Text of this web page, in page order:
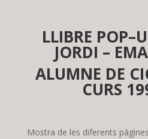
LLIBRE
JORDI –
ALUMNE DE
CURS
Mostra de les diferents